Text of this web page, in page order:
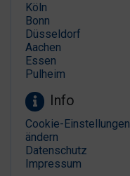
Köln
Bonn
Düsseldorf
Aachen
Essen
Pulheim
Info
Cookie-Einstellungen
ändern
Datenschutz
Impressum